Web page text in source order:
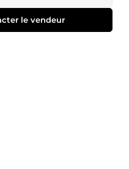
le vendeur